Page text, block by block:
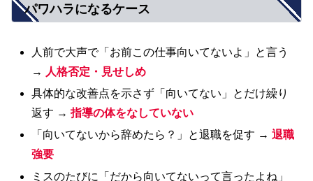
パワハラになるケース
人前で大声で「お前この仕事向いてないよ」と言う
→ 人格否定・見せしめ
具体的な改善点を示さず「向いてない」とだけ繰り
返す →指導の体をなしていない
「向いてないから辞めたら？」と退職を促す →退職
強要
ミスのたびに「だから向いてないって言ったよね」